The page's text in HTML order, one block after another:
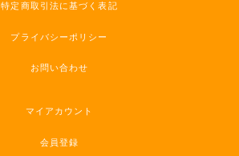
特定商取引法に基づく表記
プライバシーポリシー
お問い合わせ
マイアカウント
会員登録